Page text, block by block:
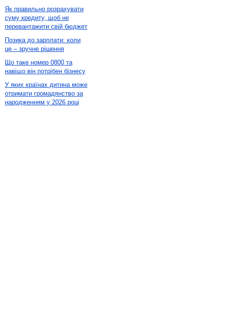
Як правильно розрахувати
суму кредиту, щоб не
перевантажити свій бюджет
Позика до зарплати: коли
це – зручне рішення
Що таке номер 0800 та
навіщо він потрібен бізнесу
У яких країнах дитина може
отримати громадянство за
народженням у 2026 році